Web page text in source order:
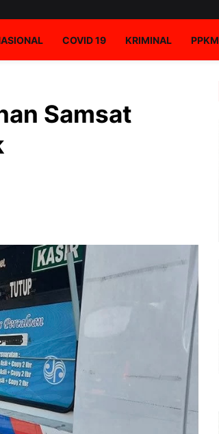
COVID 19 KRIMINAL PPKM
Samsat